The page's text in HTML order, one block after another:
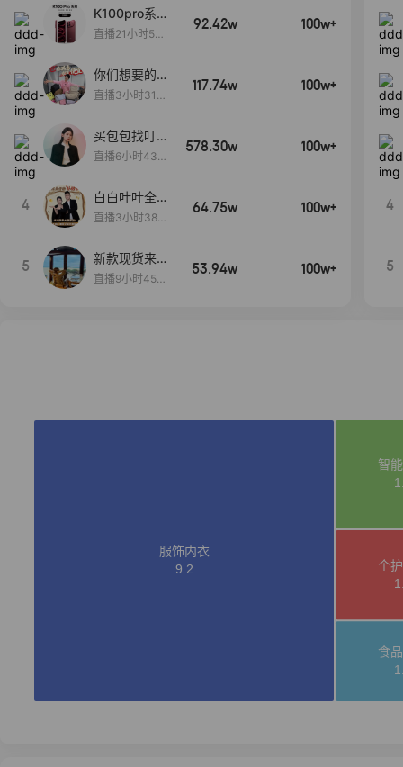
K100pro系列
新品预约中~
直播21小时54
92.42w 100w+
你们想要的
包！终于来
意！
直播3小时31分
117.74w 100w+
买包包找叮
当,一折购！
直播6小时43分
578.30w 100w+
4
白白叶叶全品
类好物补贴节
直播3小时38分
64.75w 100w+
5
新款现货来了
～
直播9小时45分
53.94w 100w+
4
5